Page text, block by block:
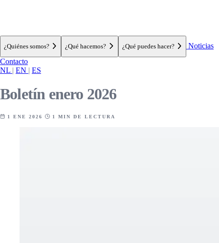
¿Quiénes somos? ¿Qué hacemos? ¿Qué puedes hacer?
Noticias
Contacto
NL | EN | ES
Boletín enero 2026
1 ENE 2026 1 MIN DE LECTURA